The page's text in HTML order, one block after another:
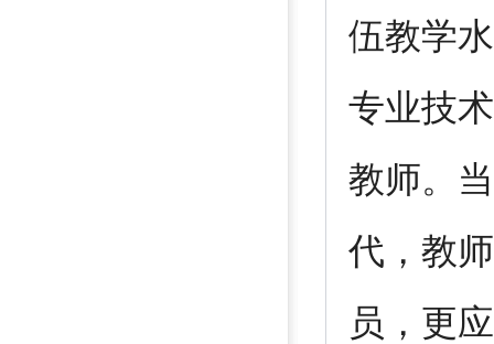
伍教学
专业技
教师。
代，教
员，更